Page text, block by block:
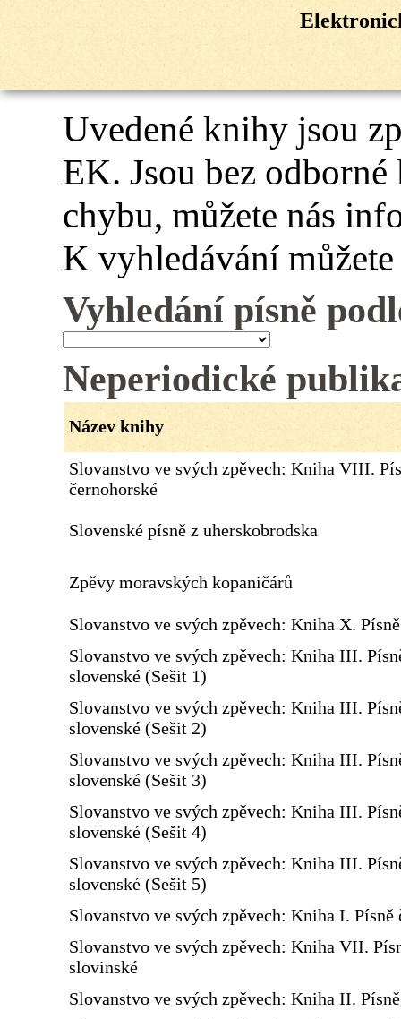
Uvedené knihy jsou
EK. Jsou bez
chybu, můžete nás
K vyhledávání
Vyhledání písně
Neperiodické
Název knihy
Slovanstvo ve svých zpěvech: Kniha VIII.
černohorské
Slovenské písně z uherskobrodska
Zpěvy moravských kopaničárů
Slovanstvo ve svých zpěvech: Kniha X.
Slovanstvo ve svých zpěvech: Kniha III.
slovenské (Sešit 1)
Slovanstvo ve svých zpěvech: Kniha III.
slovenské (Sešit 2)
Slovanstvo ve svých zpěvech: Kniha III.
slovenské (Sešit 3)
Slovanstvo ve svých zpěvech: Kniha III.
slovenské (Sešit 4)
Slovanstvo ve svých zpěvech: Kniha III.
slovenské (Sešit 5)
Slovanstvo ve svých zpěvech: Kniha I. Písně
Slovanstvo ve svých zpěvech: Kniha VII.
slovinské
Slovanstvo ve svých zpěvech: Kniha II.